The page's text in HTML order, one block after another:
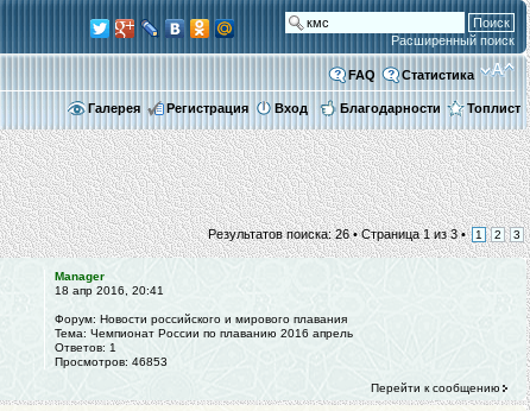
Расширенный поиск
Статистика
FAQ
Топлист
Благодарности
Галерея Регистрация Вход
Результатов поиска: 26 •Страница1из3• 1 2 3
Manager
18 апр 2016, 20:41
Форум: Новости российского и мирового плавания
Тема: Чемпионат России по плаванию 2016 апрель
Ответов: 1
Просмотров: 46853
Перейти к сообщению